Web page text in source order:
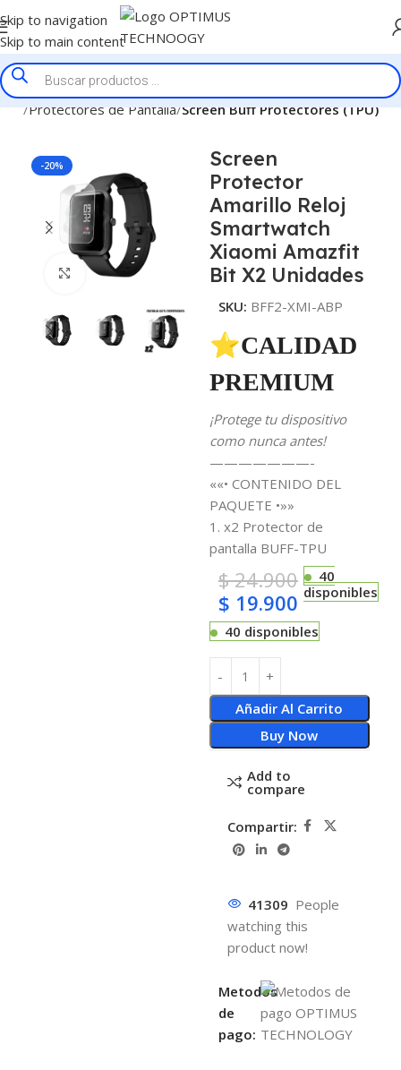
Skip to navigation
Skip to main content
Protectores de Pantalla Screen Buff Protectores (TPU)
-20%
Click to enlarge
Screen
Protector
Amarillo Reloj
Smartwatch
Xiaomi Amazfit
Bit X2 Unidades
SKU: BFF2-XMI-ABP
⭐CALIDAD
PREMIUM
¡Protege tu dispositivo
como nunca antes!
———————-
««• CONTENIDO DEL
PAQUETE •»»
1. x2 Protector de
pantalla BUFF-TPU
$24.900
$ 19.900
40
disponibles
40 disponibles
Añadir Al Carrito
Buy Now
Add to
compare
Compartir:
41309 People
watching this
product now!
Metodos
de
pago: